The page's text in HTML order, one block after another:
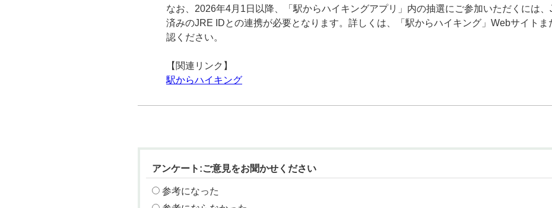
なお、2026年4月1日以降、「駅からハイキングアプリ」内の抽選にご参加いただくには
済みのJRE IDとの連携が必要となります。詳しくは、「駅からハイキング」Webサイトま
認ください。
【関連リンク】
駅からハイキング
アンケート:ご意見をお聞かせください
参考になった